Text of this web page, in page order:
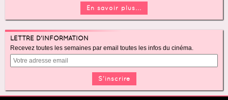
En savoir plus...
LETTRE D'INFORMATION
Recevez toutes les semaines par email toutes les infos du cinéma.